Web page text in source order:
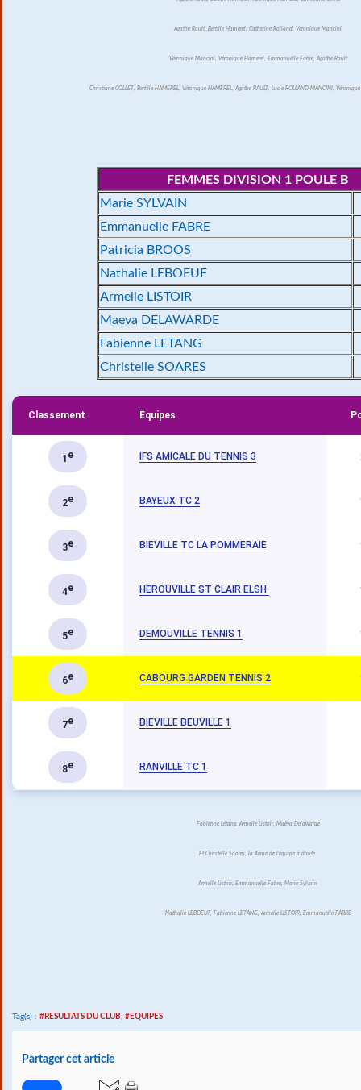
Agathe Rault, Bertille Hamerel, Catherine Rolland, Véronique Mancini
Véronique Mancini, Véronique Hamerel, Emmanuelle Fabre, Agathe Rault
Christiane COLLET, Bertille HAMEREL, Véronique HAMEREL, Agathe RAULT, Lucie ROLLAND-MANCINI,
FEMMES DIVISION 1 POULE B
Marie SYLVAIN
Emmanuelle FABRE
Patricia BROOS
Nathalie LEBOEUF
Armelle LISTOIR
Maeva DELAWARDE
Fabienne LETANG
Christelle SOARES
Classement Équipes
1 e IFS AMICALE DU TENNIS 3
2e BAYEUX TC 2
3e BIEVILLE TC LA POMMERAIE
4e HEROUVILLE ST CLAIR ELSH
5e DEMOUVILLE TENNIS 1
6e CABOURG GARDEN TENNIS 2
7e BIEVILLE BEUVILLE 1
8e RANVILLE TC 1
Fabienne Létang, Armelle Listoir, Maëva Delawarde
Et Christelle Soarès, la 4ème de l'équipe à droite.
Armelle Listoir, Emmanuelle Fabre, Marie Sylvain
Nathalie LEBOEUF, Fabienne LETANG, Armelle LISTOIR, Emmanuelle FABRE
Tag(s) : #RESULTATS DU CLUB, #EQUIPES
Partager cet article